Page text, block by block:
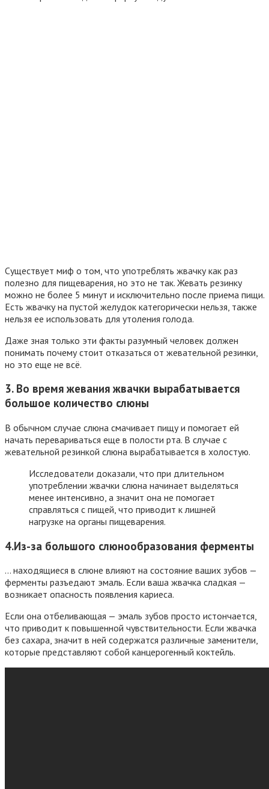
Существует миф о том, что употреблять жвачку как раз
полезно для пищеварения, но это не так. Жевать резинку
можно не более 5 минут и исключительно после приема пищи.
Есть жвачку на пустой желудок категорически нельзя, также
нельзя ее использовать для утоления голода.
Даже зная только эти факты разумный человек должен
понимать почему стоит отказаться от жевательной резинки,
но это еще не всё.
3. Во время жевания жвачки вырабатывается
большое количество слюны
В обычном случае слюна смачивает пищу и помогает ей
начать перевариваться еще в полости рта. В случае с
жевательной резинкой слюна вырабатывается в холостую.
Исследователи доказали, что при длительном
употреблении жвачки слюна начинает выделяться
менее интенсивно, а значит она не помогает
справляться с пищей, что приводит к лишней
нагрузке на органы пищеварения.
4.Из-за большого слюнообразования ферменты
… находящиеся в слюне влияют на состояние ваших зубов —
ферменты разъедают эмаль. Если ваша жвачка сладкая —
возникает опасность появления кариеса.
Если она отбеливающая — эмаль зубов просто истончается,
что приводит к повышенной чувствительности. Если жвачка
без сахара, значит в ней содержатся различные заменители,
которые представляют собой канцерогенный коктейль.